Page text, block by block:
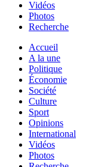
Vidéos
Photos
Recherche
Accueil
A la une
Politique
Économie
Société
Culture
Sport
Opinions
International
Vidéos
Photos